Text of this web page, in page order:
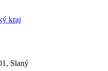
kraj
Slaný